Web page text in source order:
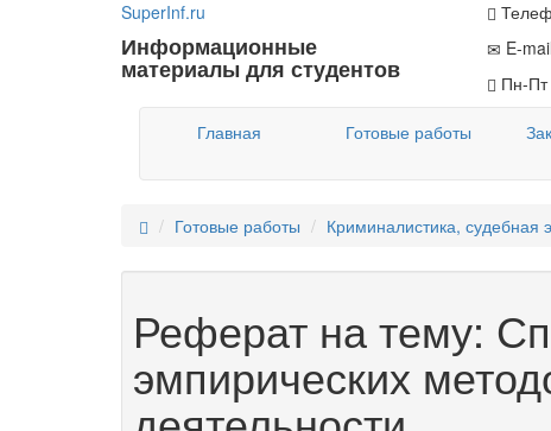
SuperInf.ru
Информационные
материалы для студентов
E-
Пн-Пт
Главная Готовые работы
Готовые работы Криминалистика, судебная
Реферат на тему:
эмпирических